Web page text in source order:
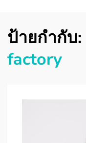
ป้ายกำกับ:
factory